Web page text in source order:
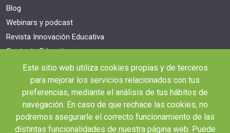
Blog
Webinars y podcast
Revista Innovación Educativa
Contexto Educativo
Desistir contrato aquí
Tienes 14 días desde tu matriculación para cancelar sin coste y recibir el
reembolso completo.
Este sitio web utiliza cookies propias y de terceros
para mejorar los servicios relacionados con tus
preferencias, mediante el análisis de tus hábitos de
navegación. En caso de que rechace las cookies, no
podremos asegurarle el correcto funcionamiento de las
distintas funcionalidades de nuestra página web. Puede